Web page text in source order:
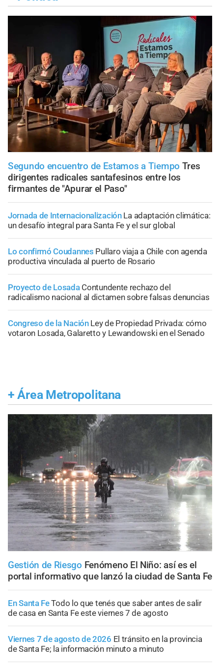
Segundo encuentro de Estamos a Tiempo Tres
dirigentes radicales santafesinos entre los
firmantes de "Apurar el Paso"
Jornada de Internacionalización La adaptación climática:
un desafío integral para Santa Fe y el sur global
Lo confirmó Coudannes Pullaro viaja a Chile con agenda
productiva vinculada al puerto de Rosario
Proyecto de Losada Contundente rechazo del
radicalismo nacional al dictamen sobre falsas denuncias
Congreso de la Nación Ley de Propiedad Privada: cómo
votaron Losada, Galaretto y Lewandowski en el Senado
+ Área Metropolitana
Gestión de Riesgo Fenómeno El Niño: así es el
portal informativo que lanzó la ciudad de Santa Fe
En Santa FeTodo lo que tenés que saber antes de salir
de casa en Santa Fe este viernes 7 de agosto
Viernes 7 de agosto de 2026 El tránsito en la provincia
de Santa Fe; la información minuto a minuto